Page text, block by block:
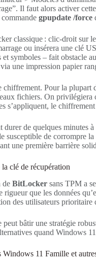
Il faut alors activer
gpupdate /force
classique : clic-droit sur
ou insérera une clé
symboles – fait obstacle
une impression papier
Pour la plupart
fichiers. On
s’appliquent, le
de quelques minutes
susceptible de corrompre
une première barrière
clé de récupération
de BitLocker sans TPM a
que les données
des utilisateurs prioritaire
bâtir une stratégie
quand Windows
11 Famille et